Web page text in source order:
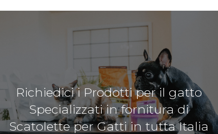
Richiedici i Prodotti per il gatto
Specializzati in fornitura di
Scatolette per Gatti in tutta Italia